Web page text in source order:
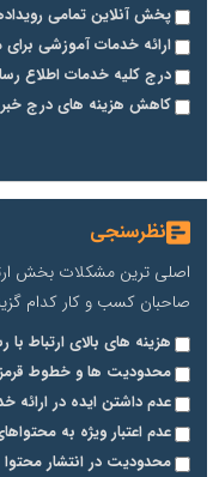
پخش آنلاین تمامی
ارائه خدمات آموزشی
درج کلیه خدمات اطلاع
کاهش هزینه های درج خبر
نظرسنجی
اصلی ترین مشکلات بخش
صاحبان کسب و کار کدام
هزینه های بالای ارتباط با
محدودیت ها و خطوط قرمز
عدم داشتن ایده در ارائه
عدم اعتبار ویژه به
محدودیت در انتشار محتوا